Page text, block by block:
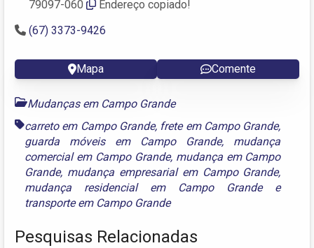
79097-060
Endereço copiado!
(67) 3373-9426
Mapa Comente
Mudanças em Campo Grande
carreto em Campo Grande, frete em Campo Grande,
guarda móveis em Campo Grande, mudança
comercial em Campo Grande, mudança em Campo
Grande, mudança empresarial em Campo Grande,
mudança residencial em Campo Grandee
transporte em Campo Grande
Pesquisas Relacionadas